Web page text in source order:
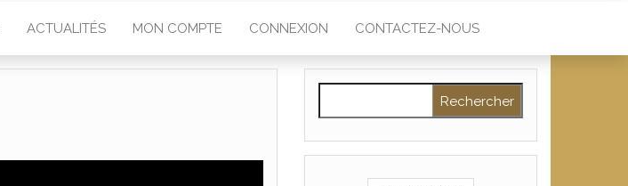
ACTUALITÉS MON COMPTE CONNEXION CONTACTEZ-NOUS